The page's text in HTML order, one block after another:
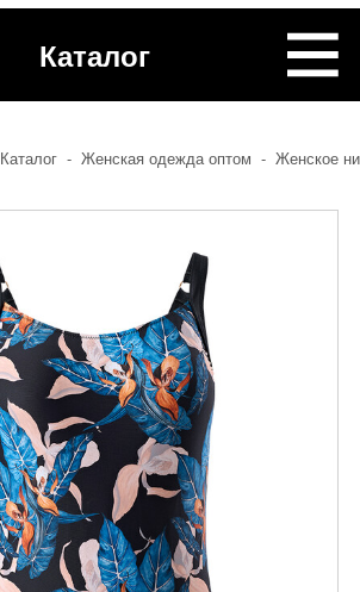
Каталог
Каталог - Женская одежда оптом - Женское